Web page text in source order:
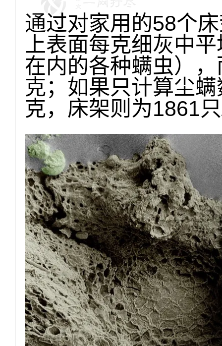
通过对家用的58个
上表面每克细灰中
在内的各种螨虫）
克；如果只计算尘
克，床架则为1861